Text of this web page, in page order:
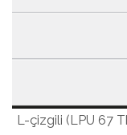
L-çizgili (LPU 67